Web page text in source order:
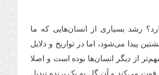
رشد بسیاری از انسان‌هایی که ما
پیدا می‌شود، اما در تواریخ و دلایل
از دیگر انسان‌ها بوده است و اصلا
می‌کند و آن گل به یک پرنده تبدیل